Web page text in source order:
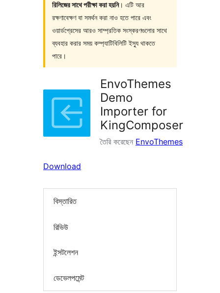
রিলিজের সাথে পরীক্ষা করা হয়নি। এটি আর
রক্ষণাবেক্ষণ বা সমর্থন করা নাও হতে পারে এবং
ওয়ার্ডপ্রেসের আরও সাম্প্রতিক সংস্করণগুলোর সাথে
ব্যবহার করার সময় কম্প্যাটিবিলিটি ইস্যু থাকতে
পারে।
EnvoThemes
Demo
Importer for
KingComposer
তৈরি করেছেন EnvoThemes
Download
বিস্তারিত
রিভিউ
ইন্সটলেশন
ডেভেলপমেন্ট